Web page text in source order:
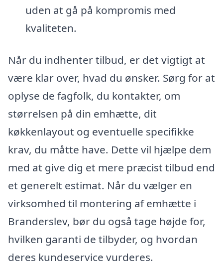
uden at gå på kompromis med
kvaliteten.
Når du indhenter tilbud, er det vigtigt at
være klar over, hvad du ønsker. Sørg for at
oplyse de fagfolk, du kontakter, om
størrelsen på din emhætte, dit
køkkenlayout og eventuelle specifikke
krav, du måtte have. Dette vil hjælpe dem
med at give dig et mere præcist tilbud end
et generelt estimat. Når du vælger en
virksomhed til montering af emhætte i
Branderslev, bør du også tage højde for,
hvilken garanti de tilbyder, og hvordan
deres kundeservice vurderes.